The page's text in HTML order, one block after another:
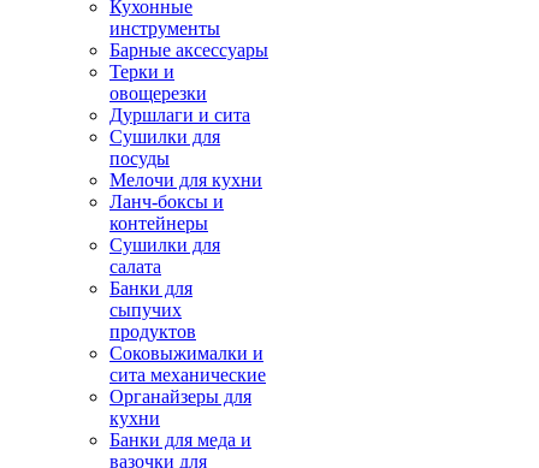
Кухонные
инструменты
Барные аксессуары
Терки и
овощерезки
Дуршлаги и сита
Сушилки для
посуды
Мелочи для кухни
Ланч-боксы и
контейнеры
Сушилки для
салата
Банки для
сыпучих
продуктов
Соковыжималки и
сита механические
Органайзеры для
кухни
Банки для меда и
вазочки для